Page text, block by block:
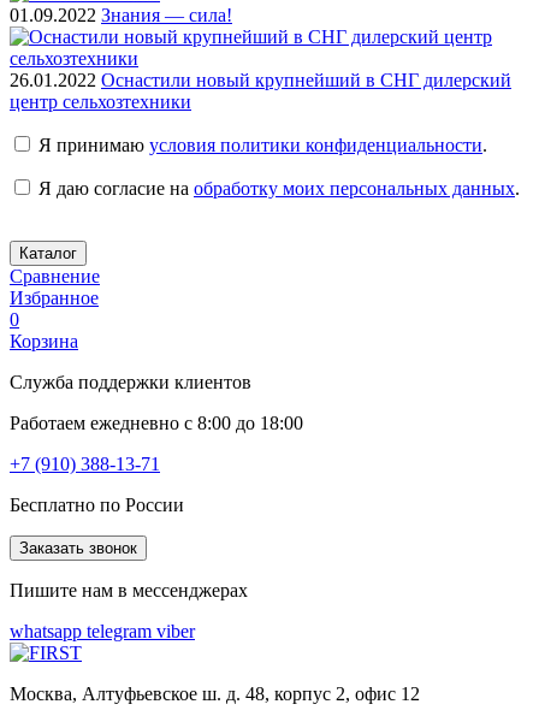
01.09.2022 Знания — сила!
26.01.2022 Оснастили новый крупнейший в СНГ дилерский
центр сельхозтехники
Я принимаю условия политики конфиденциальности.
Я даю согласие на обработку моих персональных данных.
Каталог
Сравнение
Избранное
0
Корзина
Служба поддержки клиентов
Работаем ежедневно с 8:00 до 18:00
+7 (910) 388-13-71
Бесплатно по России
Заказать звонок
Пишите нам в мессенджерах
whatsapp telegram viber
Москва, Алтуфьевское ш. д. 48, корпус 2, офис 12